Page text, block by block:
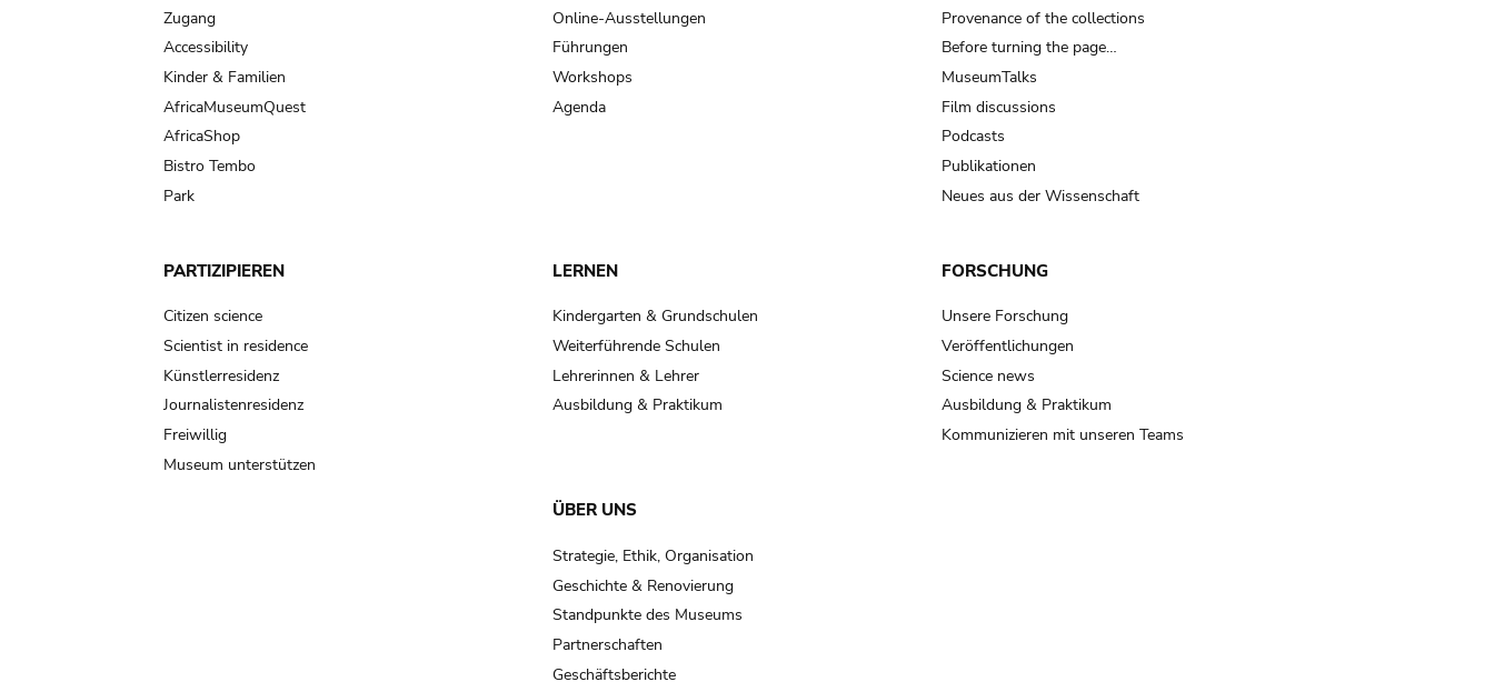
Zugang
Accessibility
Kinder & Familien
AfricaMuseumQuest
AfricaShop
Bistro Tembo
Park
Online-Ausstellungen
Führungen
Workshops
Agenda
Provenance of the collections
Before turning the page…
MuseumTalks
Film discussions
Podcasts
Publikationen
Neues aus der Wissenschaft
PARTIZIPIEREN
Citizen science
Scientist in residence
Künstlerresidenz
Journalistenresidenz
Freiwillig
Museum unterstützen
LERNEN
Kindergarten & Grundschulen
Weiterführende Schulen
Lehrerinnen & Lehrer
Ausbildung & Praktikum
FORSCHUNG
Unsere Forschung
Veröffentlichungen
Science news
Ausbildung & Praktikum
Kommunizieren mit unseren Teams
ÜBER UNS
Strategie, Ethik, Organisation
Geschichte & Renovierung
Standpunkte des Museums
Partnerschaften
Geschäftsberichte